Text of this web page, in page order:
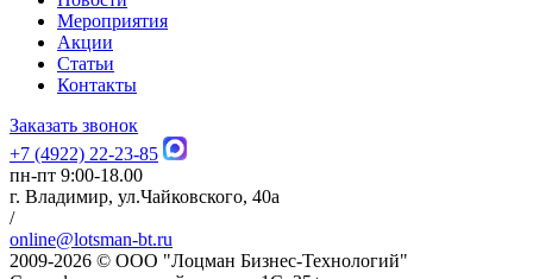
Мероприятия
Акции
Статьи
Контакты
Заказать звонок
+7 (4922) 22-23-85
пн-пт 9:00-18.00
г. Владимир, ул.Чайковского, 40а
/
online@lotsman-bt.ru
2009-2026 © ООО "Лоцман Бизнес-Технологий"